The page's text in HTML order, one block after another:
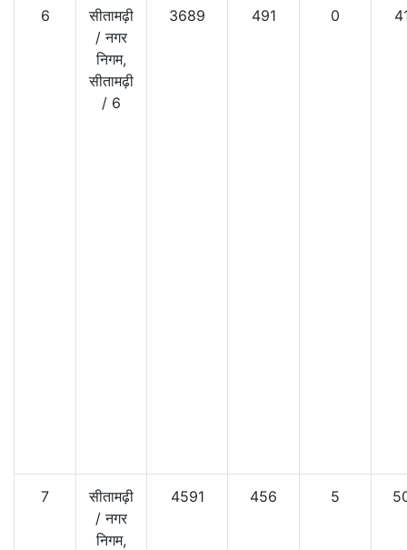
6
सीतामढ़ी
/नगर
निगम,
सीतामढ़ी
/ 6
3689 491 0
7
सीतामढ़ी
/नगर
निगम,
4591 456 5